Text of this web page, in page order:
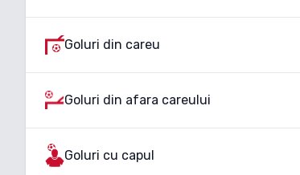
Goluri din careu
Goluri din afara careului
Goluri cu capul